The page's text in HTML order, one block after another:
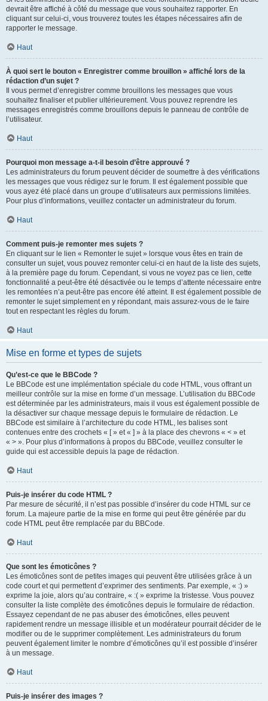
devrait être affiché à côté du message que vous souhaitez rapporter. En
cliquant sur celui-ci, vous trouverez toutes les étapes nécessaires afin de
rapporter le message.
Haut
À quoi sert le bouton « Enregistrer comme brouillon » affiché lors de la
rédaction d’un sujet ?
Il vous permet d’enregistrer comme brouillons les messages que vous
souhaitez finaliser et publier ultérieurement. Vous pouvez reprendre les
messages enregistrés comme brouillons depuis le panneau de contrôle de
l’utilisateur.
Haut
Pourquoi mon message a-t-il besoin d’être approuvé ?
Les administrateurs du forum peuvent décider de soumettre à des vérifications
les messages que vous rédigez sur le forum. Il est également possible que
vous ayez été placé dans un groupe d’utilisateurs aux permissions limitées.
Pour plus d’informations, veuillez contacter un administrateur du forum.
Haut
Comment puis-je remonter mes sujets ?
En cliquant sur le lien « Remonter le sujet » lorsque vous êtes en train de
consulter un sujet, vous pouvez remonter celui-ci en haut de la liste des sujets,
à la première page du forum. Cependant, si vous ne voyez pas ce lien, cette
fonctionnalité a peut-être été désactivée ou le temps d’attente nécessaire entre
les remontées n’a peut-être pas encore été atteint. Il est également possible de
remonter le sujet simplement en y répondant, mais assurez-vous de le faire
tout en respectant les règles du forum.
Haut
Mise en forme et types de sujets
Qu’est-ce que le BBCode ?
Le BBCode est une implémentation spéciale du code HTML, vous offrant un
meilleur contrôle sur la mise en forme d’un message. L’utilisation du BBCode
est déterminée par les administrateurs, mais il vous est également possible de
la désactiver sur chaque message depuis le formulaire de rédaction. Le
BBCode est similaire à l’architecture du code HTML, les balises sont
contenues entre des crochets « [ » et « ] » à la place des chevrons « < » et
« > ». Pour plus d’informations à propos du BBCode, veuillez consulter le
guide qui est accessible depuis la page de rédaction.
Haut
Puis-je insérer du code HTML ?
Par mesure de sécurité, il n’est pas possible d’insérer du code HTML sur ce
forum. La majeure partie de la mise en forme qui peut être générée par du
code HTML peut être remplacée par du BBCode.
Haut
Que sont les émoticônes ?
Les émoticônes sont de petites images qui peuvent être utilisées grâce à un
code court et qui permettent d’exprimer des sentiments. Par exemple, « :) »
exprime la joie, alors qu’au contraire, « :( » exprime la tristesse. Vous pouvez
consulter la liste complète des émoticônes depuis le formulaire de rédaction.
Essayez cependant de ne pas abuser des émoticônes, elles peuvent
rapidement rendre un message illisible et un modérateur pourrait décider de le
modifier ou de le supprimer complètement. Les administrateurs du forum
peuvent également limiter le nombre d’émoticônes qu’il est possible d’insérer
à un message.
Haut
Puis-je insérer des images ?